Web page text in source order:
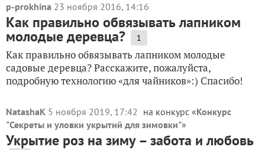
p-prokhina 23 ноября 2016, 14:16
Как правильно обвязывать лапником
молодые деревца? 1
Как правильно обвязывать лапником молодые
садовые деревца? Расскажите, пожалуйста,
подробную технологию «для чайников»:) Спасибо!
NatashaK 5 ноября 2019, 17:42 на конкурс «Конкурс
"Секреты и уловки укрытий для зимовки"»
Укрытие роз на зиму – забота и любовь